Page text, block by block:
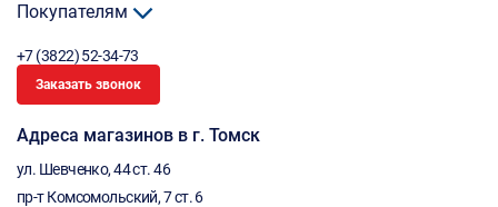
Покупателям
+7 (3822) 52-34-73
Заказать звонок
Адреса магазинов в г. Томск
ул. Шевченко, 44 ст. 46
пр-т Комсомольский, 7 ст. 6